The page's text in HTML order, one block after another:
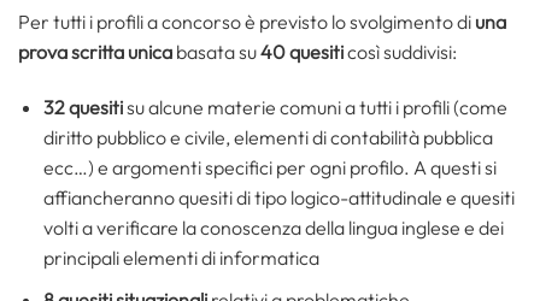
Per tutti i profili a concorso è previsto lo svolgimento di una
prova scritta unica basata su40 quesiticosì suddivisi:
32quesitisu alcune materie comuni a tutti i profili (come
diritto pubblico e civile, elementi di contabilità pubblica
ecc…) e argomenti specifici per ogni profilo. A questi si
affiancheranno quesiti di tipo logico-attitudinale e quesiti
volti a verificare la conoscenza della lingua inglese e dei
principali elementi di informatica